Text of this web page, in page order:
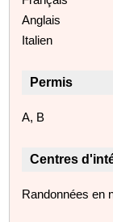
Anglais
Italien
Permis
A, B
Centres
Randonnées en